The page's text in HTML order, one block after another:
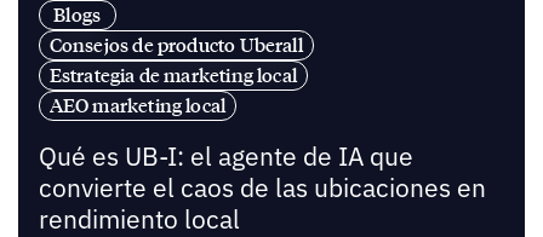
Blogs
Consejos de producto Uberall
Estrategia de marketing local
AEO marketing local
Qué es UB-I: el agente de IA que
convierte el caos de las ubicaciones en
rendimiento local